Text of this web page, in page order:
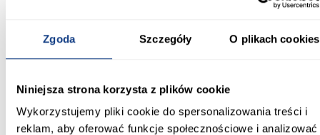
Zgoda Szczegóły O plikach cookies
Niniejsza strona korzysta z plików cookie
Wykorzystujemy pliki cookie do spersonalizowania treści i
reklam, aby oferować funkcje społecznościowe i analizować
Powierzchnia spania [cm]:
80x140